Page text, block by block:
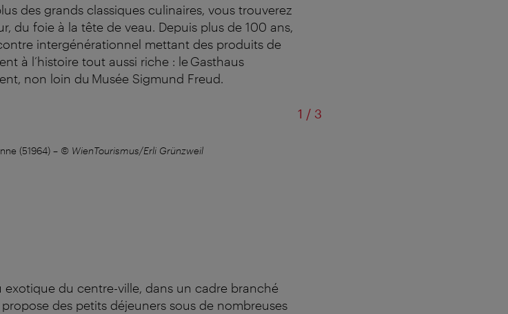
des grands classiques culinaires, vous trouverez
du foie à la tête de veau. Depuis plus de 100 ans,
intergénérationnel mettant des produits de
à l’histoire tout aussi riche : le Gasthaus
non loin du Musée Sigmund Freud.
1 /of
3
(51964)– © WienTourismus/Erli Grünzweil
exotique du centre-ville, dans un cadre branché
des petits déjeuners sous de nombreuses